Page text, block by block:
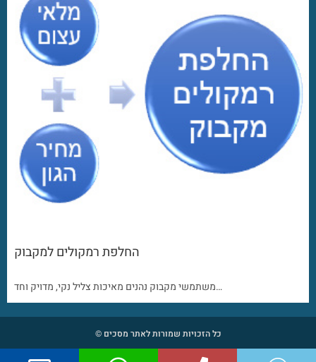
החלפת רמקולים למקבוק
משתמשי מקבוק נהנים מאיכות צליל נקי, מדויק וחד…
כל הזכויות שמורות לאתר מסכים ©